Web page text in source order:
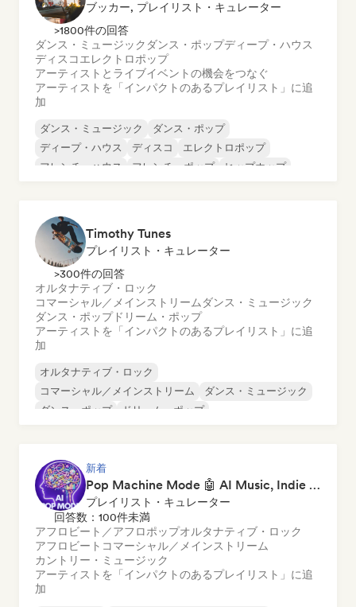
ブッカー, プレイリスト・キュレーター
>1800件の回答
ダンス・ミュージック ダンス・ポップディープ・ハウス
ディスコエレクトロポップ
アーティストとライブイベントの機会をつなぐ
アーティストを「インパクトのあるプレイリスト」に追
加
ダンス・ミュージック
ダンス・ポップ
ディープ・ハウス
ディスコ
エレクトロポップ
フレンチ・ハウス
フレンチ・ポップ ヒップホップ
Timothy Tunes
プレイリスト・キュレーター
>300件の回答
オルタナティブ・ロック
コマーシャル／メインストリーム ダンス・ミュージック
ダンス・ポップドリーム・ポップ
アーティストを「インパクトのあるプレイリスト」に追
加
オルタナティブ・ロック
コマーシャル／メインストリーム
ダンス・ミュージック
ダンス・ポップ
ドリーム・ポップ
新着
Pop Machine Mode 🤖 AI Music, Indie Pop & Dream Pop
プレイリスト・キュレーター
回答数：100件未満
アフロビート／アフロポップオルタナティブ・ロック
アフロビート コマーシャル／メインストリーム
カントリー・ミュージック
アーティストを「インパクトのあるプレイリスト」に追
加